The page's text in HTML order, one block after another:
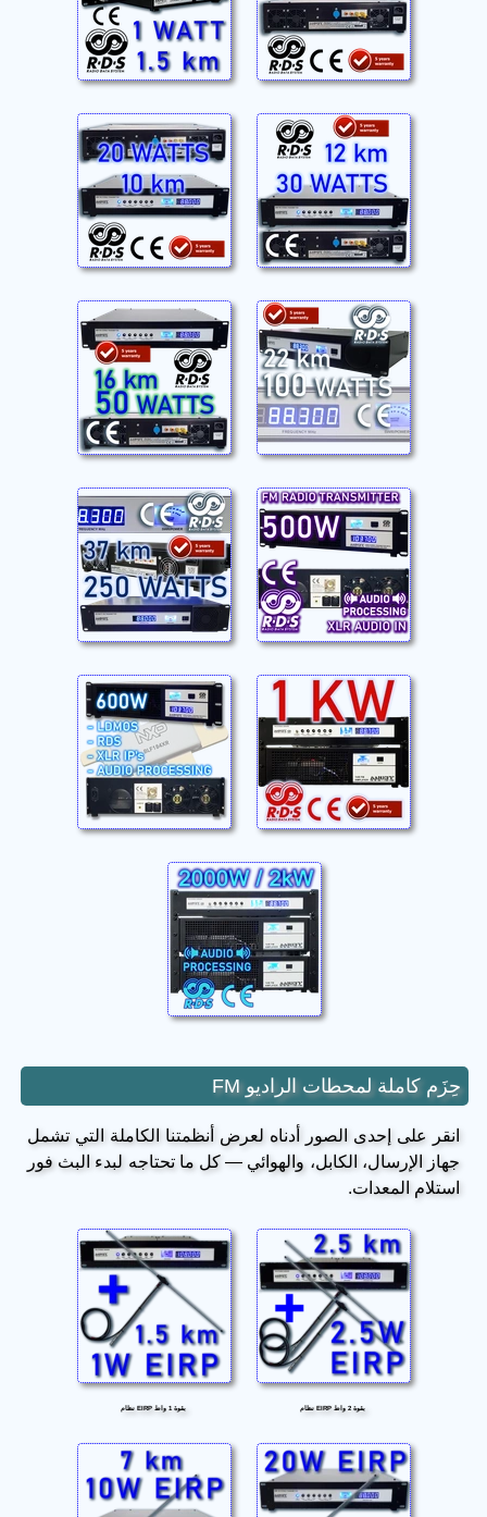
حِزَم كاملة لمحطات الراديو FM
انقر على إحدى الصور أدناه لعرض أنظمتنا الكاملة التي تشمل
جهاز الإرسال، الكابل، والهوائي — كل ما تحتاجه لبدء البث فور
استلام المعدات.
نظام EIRP بقوة 1 واط نظام EIRP بقوة 2 واط